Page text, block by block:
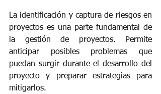
La identificación y captura de riesgos en
proyectos es una parte fundamental de
la gestión de proyectos. Permite
anticipar posibles problemas que
puedan surgir durante el desarrollo del
proyecto y preparar estrategias para
mitigarlos.